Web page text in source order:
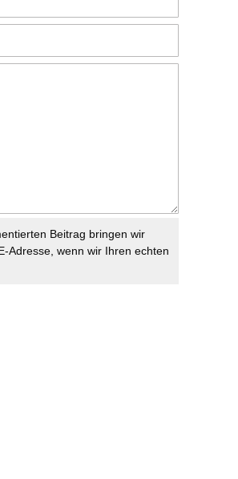
Beitrag bringen wir
Adresse, wenn wir Ihren echten